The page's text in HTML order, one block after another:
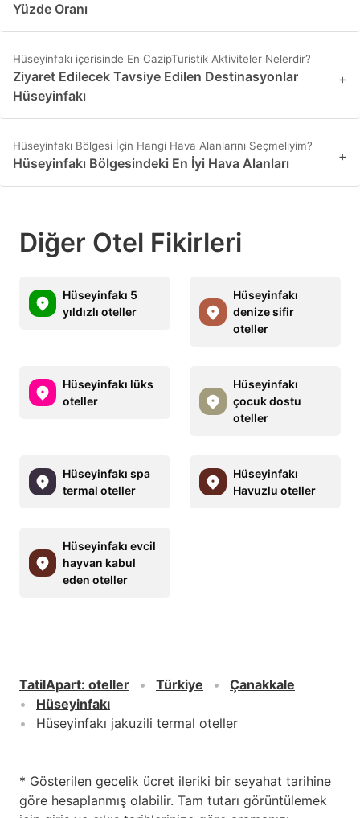
Yüzde Oranı
Hüseyinfakı içerisinde En CazipTuristik Aktiviteler Nelerdir?
Ziyaret Edilecek Tavsiye Edilen Destinasyonlar
Hüseyinfakı
+
Hüseyinfakı Bölgesi İçin Hangi Hava Alanlarını Seçmeliyim?
Hüseyinfakı Bölgesindeki En İyi Hava Alanları +
Diğer Otel Fikirleri
Hüseyinfakı 5
yıldızlı oteller
Hüseyinfakı
denize sifir
oteller
Hüseyinfakı lüks
oteller
Hüseyinfakı
çocuk dostu
oteller
Hüseyinfakı spa
termal oteller
Hüseyinfakı
Havuzlu oteller
Hüseyinfakı evcil
hayvan kabul
eden oteller
TatilApart: oteller Türkiye
Çanakkale
Hüseyinfakı
Hüseyinfakı jakuzili termal oteller
* Gösterilen gecelik ücret ileriki bir seyahat tarihine
göre hesaplanmış olabilir. Tam tutarı görüntülemek